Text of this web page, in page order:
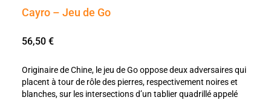
Cayro – Jeu de Go
56,50 €
Originaire de Chine, le jeu de Go oppose deux adversaires qui
placent à tour de rôle des pierres, respectivement noires et
blanches, sur les intersections d’un tablier quadrillé appelé